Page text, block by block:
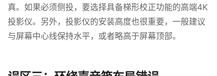
真。如果必须侧投，要选择具备梯形校正功能的高端4K
投影仪。另外，投影仪的安装高度也很重要，一般建议
与屏幕中心线保持水平，或者略高于屏幕顶部。